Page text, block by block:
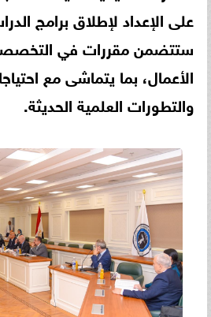
على الإعداد لإطلاق برامج
ستتضمن مقررات في
الأعمال، بما يتماشى مع
والتطورات العلمية الحديثة.